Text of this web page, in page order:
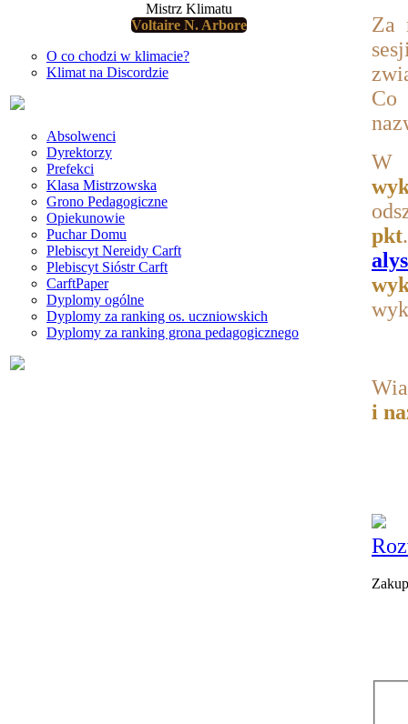
Mistrz Klimatu
Voltaire N. Arbore
O co chodzi w klimacie?
Klimat na Discordzie
Absolwenci
Dyrektorzy
Prefekci
Klasa Mistrzowska
Grono Pedagogiczne
Opiekunowie
Puchar Domu
Plebiscyt Nereidy Carft
Plebiscyt Sióstr Carft
CarftPaper
Dyplomy ogólne
Dyplomy za ranking os. uczniowskich
Dyplomy za ranking grona pedagogicznego
Za
Co
W
pkt
i